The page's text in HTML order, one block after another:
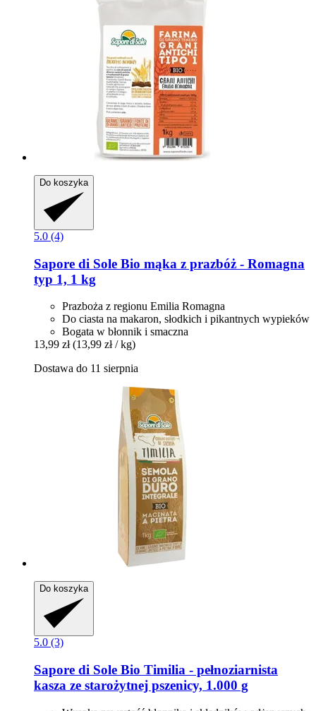
Do koszyka
5.0 (4)
Sapore di Sole Bio mąka z prazbóż -​ Romagna
typ 1, 1 kg
Prazboża z regionu Emilia Romagna
Do ciasta na makaron, słodkich i pikantnych wypieków
Bogata w błonnik i smaczna
13,99 zł (13,99 zł / kg)
Dostawa do 11 sierpnia
Do koszyka
5.0 (3)
Sapore di Sole Bio Timilia -​ pełnoziarnista
kasza ze starożytnej pszenicy, 1.000 g